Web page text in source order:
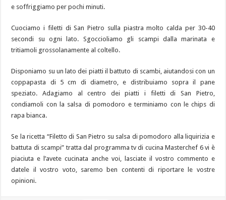
e soffriggiamo per pochi minuti.
Cuociamo i filetti di San Pietro sulla piastra molto calda per 30-40
secondi su ogni lato. Sgoccioliamo gli scampi dalla marinata e
tritiamoli grossolanamente al coltello.
Disponiamo su un lato dei piatti il battuto di scambi, aiutandosi con un
coppapasta di 5 cm di diametro, e distribuiamo sopra il pane
speziato. Adagiamo al centro dei piatti i filetti di San Pietro,
condiamoli con la salsa di pomodoro e terminiamo con le chips di
rapa bianca.
Se la ricetta “Filetto di San Pietro su salsa di pomodoro alla liquirizia e
battuta di scampi” tratta dal programma tv di cucina Masterchef 6 vi è
piaciuta e l’avete cucinata anche voi, lasciate il vostro commento e
datele il vostro voto, saremo ben contenti di riportare le vostre
opinioni.